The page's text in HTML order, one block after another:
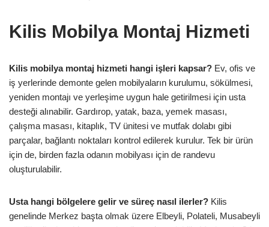
Kilis Mobilya Montaj Hizmeti
Kilis mobilya montaj hizmeti hangi işleri kapsar? Ev, ofis ve
iş yerlerinde demonte gelen mobilyaların kurulumu, sökülmesi,
yeniden montajı ve yerleşime uygun hale getirilmesi için usta
desteği alınabilir. Gardırop, yatak, baza, yemek masası,
çalışma masası, kitaplık, TV ünitesi ve mutfak dolabı gibi
parçalar, bağlantı noktaları kontrol edilerek kurulur. Tek bir ürün
için de, birden fazla odanın mobilyası için de randevu
oluşturulabilir.
Usta hangi bölgelere gelir ve süreç nasıl ilerler? Kilis
genelinde Merkez başta olmak üzere Elbeyli, Polateli, Musabeyli